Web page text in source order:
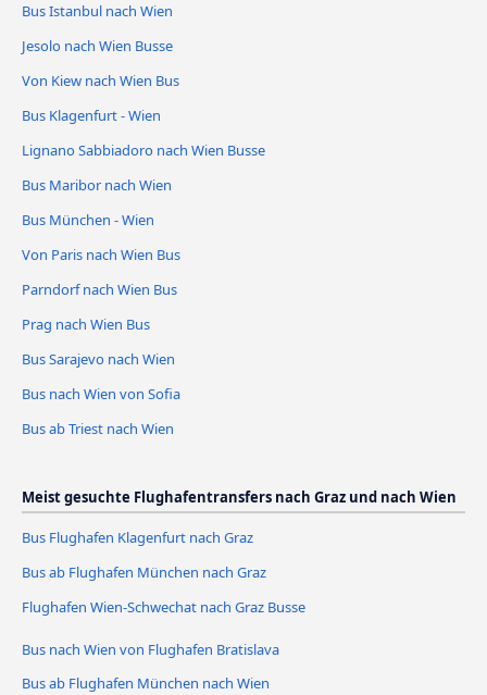
Bus Istanbul nach Wien
Jesolo nach Wien Busse
Von Kiew nach Wien Bus
Bus Klagenfurt - Wien
Lignano Sabbiadoro nach Wien Busse
Bus Maribor nach Wien
Bus München - Wien
Von Paris nach Wien Bus
Parndorf nach Wien Bus
Prag nach Wien Bus
Bus Sarajevo nach Wien
Bus nach Wien von Sofia
Bus ab Triest nach Wien
Meist gesuchte Flughafentransfers nach Graz und nach Wien
Bus Flughafen Klagenfurt nach Graz
Bus ab Flughafen München nach Graz
Flughafen Wien-Schwechat nach Graz Busse
Bus nach Wien von Flughafen Bratislava
Bus ab Flughafen München nach Wien